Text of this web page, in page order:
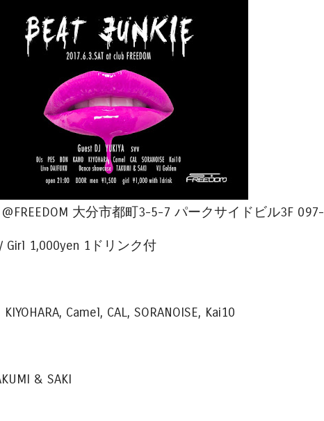
大分市都町3-5-7 パークサイドビル3F 097-
Girl 1,000yen 1ドリンク付
Camel, CAL, SORANOISE, Kai10
& SAKI